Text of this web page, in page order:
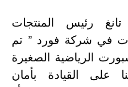
رئيس المنتجات
في شركة فورد ” تم
الرياضية الصغيرة
على القيادة بأمان